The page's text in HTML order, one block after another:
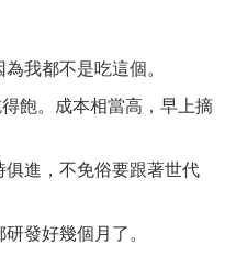
我都不是吃這個。
飽。成本相當高，早上摘
進，不免俗要跟著世代
發好幾個月了。